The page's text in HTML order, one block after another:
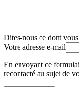
Dites-nous ce dont
Votre adresse e-mail
En envoyant ce
recontacté au sujet de